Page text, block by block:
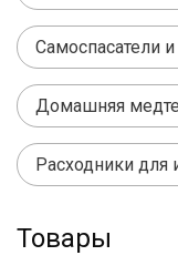
Самоспасатели
Домашняя
Расходники для
Товары